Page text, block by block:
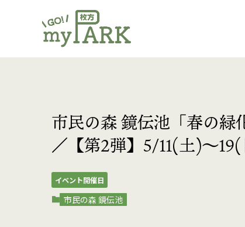
市民の森 鏡伝池「春の
／【第2弾】5/11(土)〜
イベント開催日
市民の森 鏡伝池